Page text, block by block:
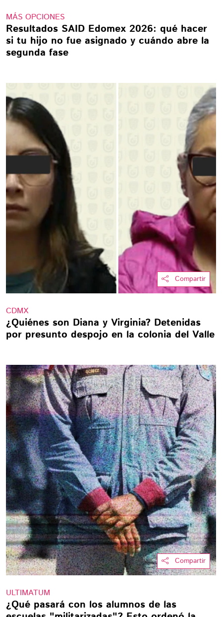
MÁS OPCIONES
Resultados SAID Edomex 2026: qué hacer
si tu hijo no fue asignado y cuándo abre la
segunda fase
Compartir
CDMX
¿Quiénes son Diana y Virginia? Detenidas
por presunto despojo en la colonia del Valle
Compartir
ULTIMATUM
¿Qué pasará con los alumnos de las